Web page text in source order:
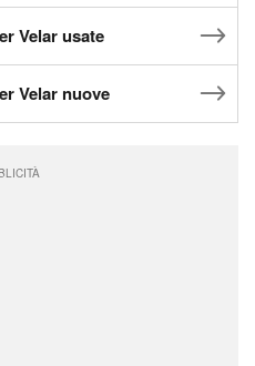
Velar usate
Velar nuove